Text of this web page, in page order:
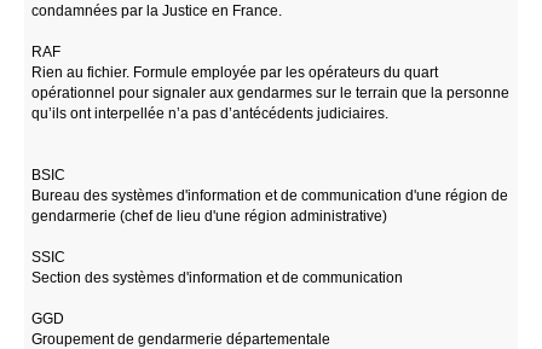
condamnées par la Justice en France.
RAF
Rien au fichier. Formule employée par les opérateurs du quart
opérationnel pour signaler aux gendarmes sur le terrain que la personne
qu’ils ont interpellée n’a pas d’antécédents judiciaires.
BSIC
Bureau des systèmes d'information et de communication d'une région de
gendarmerie (chef de lieu d'une région administrative)
SSIC
Section des systèmes d'information et de communication
GGD
Groupement de gendarmerie départementale